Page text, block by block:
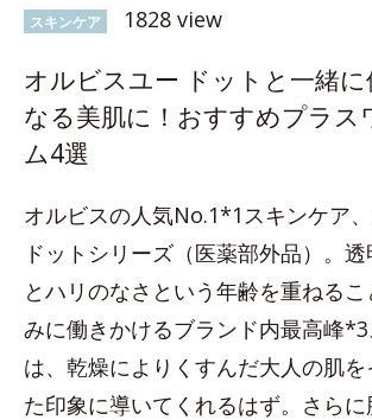
スキンケア 1828 view
オルビスユー ドットと一緒
なる美肌に！おすすめプラス
ム4選
オルビスの人気No.1*1スキンケア
ドットシリーズ（医薬部外品）。
とハリのなさという年齢を重ねる
みに働きかけるブランド内最高峰
は、乾燥によりくすんだ大人の肌を
た印象に導いてくれるはず。さら